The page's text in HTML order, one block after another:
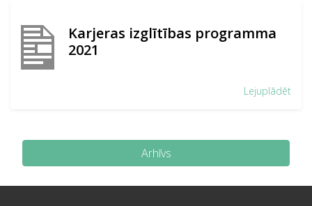
Karjeras izglītības programma
2021
Lejuplādēt
Arhīvs